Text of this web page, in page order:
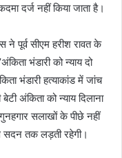
दर्ज नहीं किया जाता है।
ने पूर्व सीएम हरीश रावत के
भंडारी को न्याय दो
भंडारी हत्याकांड में जांच
अंकिता को न्याय दिलाना
सलाखों के पीछे नहीं
तक लड़ती रहेगी।